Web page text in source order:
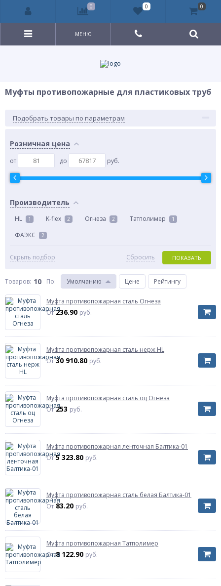
МЕНЮ
Муфты противопожарные для пластиковых труб
Подобрать товары по параметрам
Розничная цена
от до руб.
Производитель
HL 1 K-flex 2 Огнеза 2 Татполимер 1
ФАЭКС 2
Скрыть подбор ПОКАЗАТЬ
Сбросить
Товаров: 10 По: Умолчанию Цене Рейтингу
Муфта противопожарная сталь Огнеза
От236.90 руб.
Муфта противопожарная сталь нерж HL
От30 910.80 руб.
Муфта противопожарная сталь оц Огнеза
От253 руб.
Муфта противопожарная ленточная Балтика-01
От5 323.80 руб.
Муфта противопожарная сталь белая Балтика-01
От83.20 руб.
Муфта противопожарная Татполимер
От8 122.90 руб.
0 0 0